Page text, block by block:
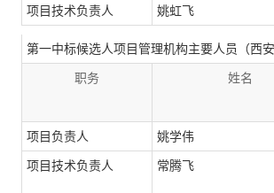
项目技术负责人 姚虹飞
第一中标候选人项目管理机构主要人员（西
职务 姓名
项目负责人 姚学伟
项目技术负责人 常腾飞